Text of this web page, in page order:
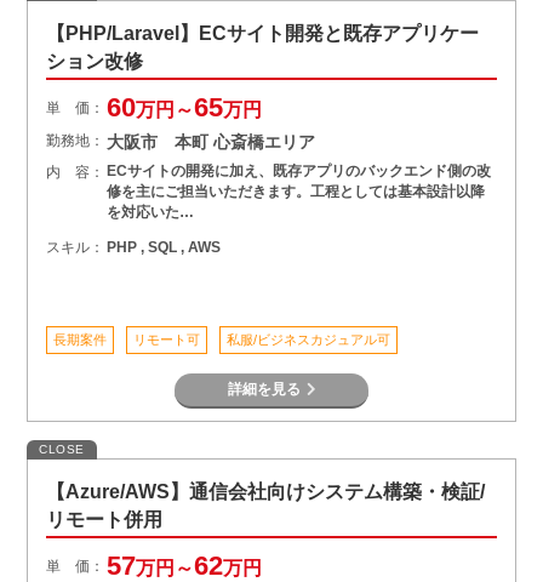
【PHP/Laravel】ECサイト開発と既存アプリケー
ション改修
単 価： 60万円～65万円
勤務地： 大阪市 本町 心斎橋エリア
内 容：
ECサイトの開発に加え、既存アプリのバックエンド側の改
修を主にご担当いただきます。工程としては基本設計以降
を対応いた…
スキル： PHP , SQL , AWS
長期案件 リモート可 私服/ビジネスカジュアル可
詳細を見る
CLOSE
【Azure/AWS】通信会社向けシステム構築・検証/
リモート併用
単 価： 57万円～62万円